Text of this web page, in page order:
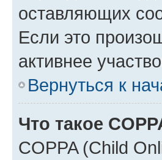
оставляющих
Если это
активнее
Вернуться к
Что такое
COPPA (Child